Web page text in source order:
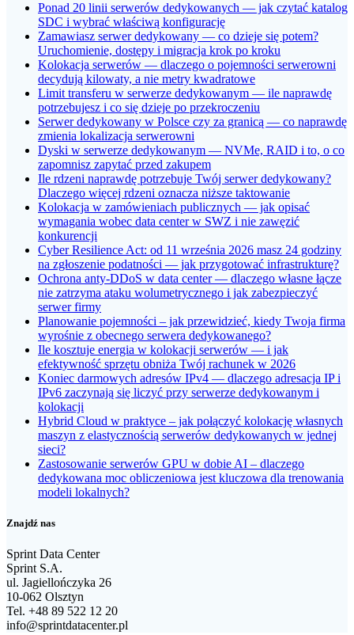
Ponad 20 linii serwerów dedykowanych — jak czytać katalog
SDC i wybrać właściwą konfigurację
Zamawiasz serwer dedykowany — co dzieje się potem?
Uruchomienie, dostępy i migracja krok po kroku
Kolokacja serwerów — dlaczego o pojemności serwerowni
decydują kilowaty, a nie metry kwadratowe
Limit transferu w serwerze dedykowanym — ile naprawdę
potrzebujesz i co się dzieje po przekroczeniu
Serwer dedykowany w Polsce czy za granicą — co naprawdę
zmienia lokalizacja serwerowni
Dyski w serwerze dedykowanym — NVMe, RAID i to, o co
zapomnisz zapytać przed zakupem
Ile rdzeni naprawdę potrzebuje Twój serwer dedykowany?
Dlaczego więcej rdzeni oznacza niższe taktowanie
Kolokacja w zamówieniach publicznych — jak opisać
wymagania wobec data center w SWZ i nie zawęzić
konkurencji
Cyber Resilience Act: od 11 września 2026 masz 24 godziny
na zgłoszenie podatności — jak przygotować infrastrukturę?
Ochrona anty-DDoS w data center — dlaczego własne łącze
nie zatrzyma ataku wolumetrycznego i jak zabezpieczyć
serwer firmy
Planowanie pojemności – jak przewidzieć, kiedy Twoja firma
wyrośnie z obecnego serwera dedykowanego?
Ile kosztuje energia w kolokacji serwerów — i jak
efektywność sprzętu obniża Twój rachunek w 2026
Koniec darmowych adresów IPv4 — dlaczego adresacja IP i
IPv6 zaczynają się liczyć przy serwerze dedykowanym i
kolokacji
Hybrid Cloud w praktyce – jak połączyć kolokację własnych
maszyn z elastycznością serwerów dedykowanych w jednej
sieci?
Zastosowanie serwerów GPU w dobie AI – dlaczego
dedykowana moc obliczeniowa jest kluczowa dla trenowania
modeli lokalnych?
Znajdź nas
Sprint Data Center
Sprint S.A.
ul. Jagiellończyka 26
10-062 Olsztyn
Tel. +48 89 522 12 20
info@sprintdatacenter.pl